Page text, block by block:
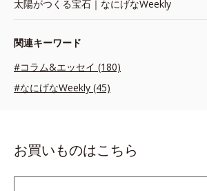
太陽がつくる宝石｜なにげなWeekly
関連キーワード
#コラム&エッセイ (180)
#なにげなWeekly (45)
お買いものはこちら